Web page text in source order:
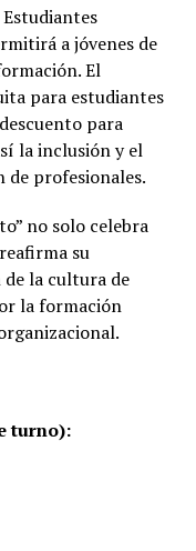
a jóvenes de
El
para estudiantes
para
la inclusión y el
de profesionales.
no solo celebra
su
la cultura de
la formación
turno):